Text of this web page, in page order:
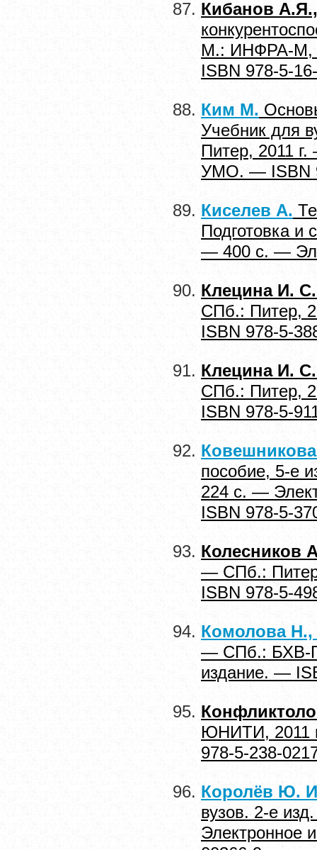
Кибанов
М.: ИНФРА-М,
ISBN 978-5-
Ким М.
Учебник для
Питер, 2011
УМО. — ISBN
Киселев А.
Подготовка и
— 400 с. —
Клецина И. С.
СПб.: Питер,
ISBN 978-5-
Клецина И.
СПб.: Питер,
ISBN 978-5-
пособие, 5-е
224 с. —
ISBN 978-5-
Колесников
— СПб.:
ISBN 978-5-
Комолова Н.,
— СПб.: БХВ-
издание. —
ЮНИТИ, 2011
978-5-238-
Королёв Ю.
вузов. 2-е
Электронное